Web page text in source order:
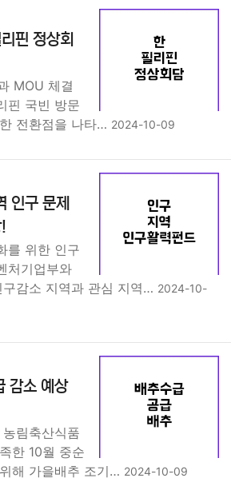
핀 정상회
MOU 체결
핀 국빈 방문
전환점을 나타… 2024-10-09
인구 문제
를 위한 인구
처기업부와
감소 지역과 관심 지역… 2024-10-
감소 예상
림축산식품
한 10월 중순
해 가을배추 조기… 2024-10-09